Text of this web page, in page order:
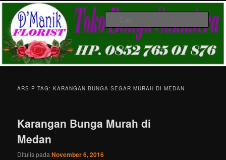
Langsung
konten
utama
Langsung
konten
sekunderToko Karangan Bunga Medan HP.
081361155843
Melayani Pemesanan karangan bunga papan ucapan di Kota Medan &
Gratis Ongkir
Cari
ARSIP TAG:KARANGAN BUNGA SEGAR MURAH DI MEDAN
Karangan Bunga Murah di
Medan
Ditulis padaNovember 6, 2016